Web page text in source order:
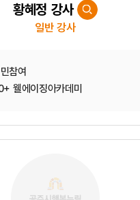
황혜정 강사
일반 강사
참여
웰에이징아카데미